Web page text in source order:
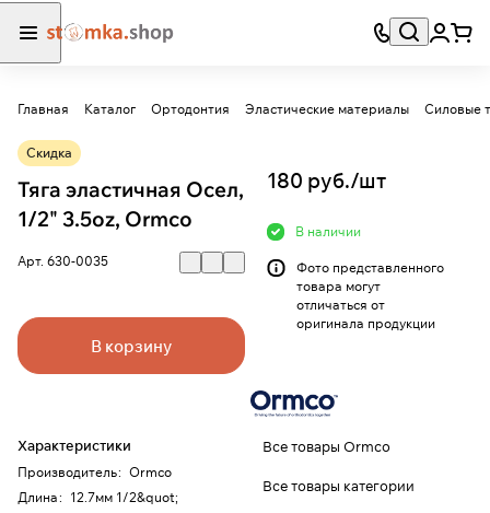
Главная Каталог Ортодонтия Эластические материалы Силовые
Скидка
Тяга эластичная Осел,
1/2" 3.5oz, Ormco
Арт. 630-0035
В корзину
Характеристики
Производитель: Ormco
Длина: 12.7мм 1/2&quot;
180 руб./шт
В наличии
Фото представленного
товара могут
отличаться от
оригинала продукции
Все товары Ormco
Все товары категории